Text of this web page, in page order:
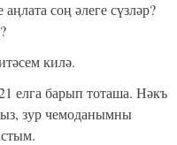
соң әлеге сүзләр?
килә.
елга барып тоташа. Нәкъ
зур чемоданымны